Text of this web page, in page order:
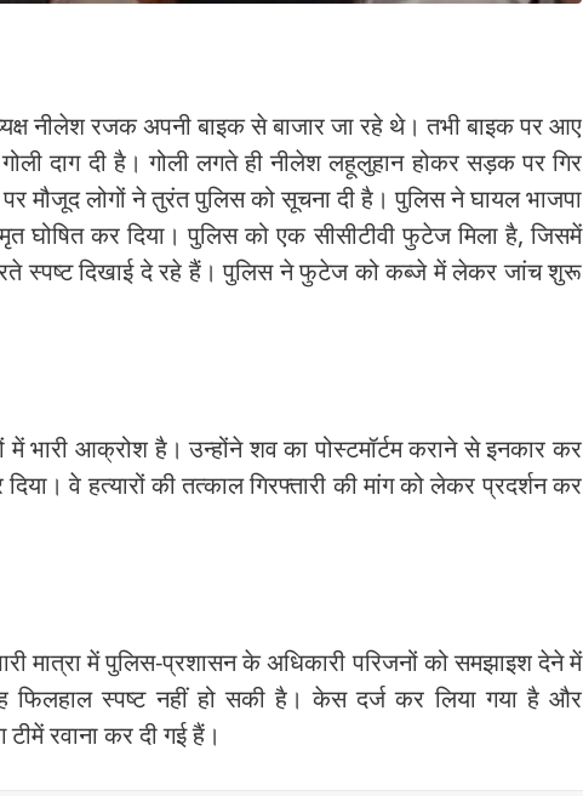
नीलेश रजक अपनी बाइक से बाजार जा रहे थे। तभी बाइक पर आए
दाग दी है। गोली लगते ही नीलेश लहूलुहान होकर सड़क पर गिर
मौजूद लोगों ने तुरंत पुलिस को सूचना दी है। पुलिस ने घायल भाजपा
घोषित कर दिया। पुलिस को एक सीसीटीवी फुटेज मिला है, जिसमें
स्पष्ट दिखाई दे रहे हैं। पुलिस ने फुटेज को कब्जे में लेकर जांच शुरू
भारी आक्रोश है। उन्होंने शव का पोस्टमॉर्टम कराने से इनकार कर
वे हत्यारों की तत्काल गिरफ्तारी की मांग को लेकर प्रदर्शन कर
मात्रा में पुलिस-प्रशासन के अधिकारी परिजनों को समझाइश देने में
फिलहाल स्पष्ट नहीं हो सकी है। केस दर्ज कर लिया गया है और
रवाना कर दी गई हैं।